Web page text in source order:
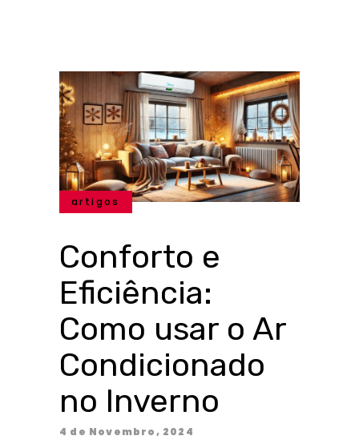
artigos
Conforto e
Eficiência:
Como usar o Ar
Condicionado
no Inverno
4 de Novembro, 2024